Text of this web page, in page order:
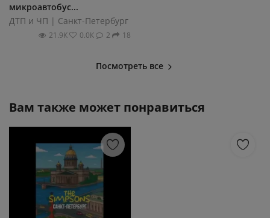
микроавтобус...
ДТП и ЧП | Санкт-Петербург
21.9К 0.0К 2 18
Посмотреть все
Вам также может понравиться